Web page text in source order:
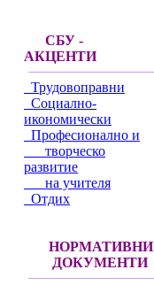
СБУ -
АКЦЕНТИ
Трудовоправни
Социално-
икономически
Професионално и
творческо
развитие
на учителя
Отдих
НОРМАТИВНИ
ДОКУМЕНТИ